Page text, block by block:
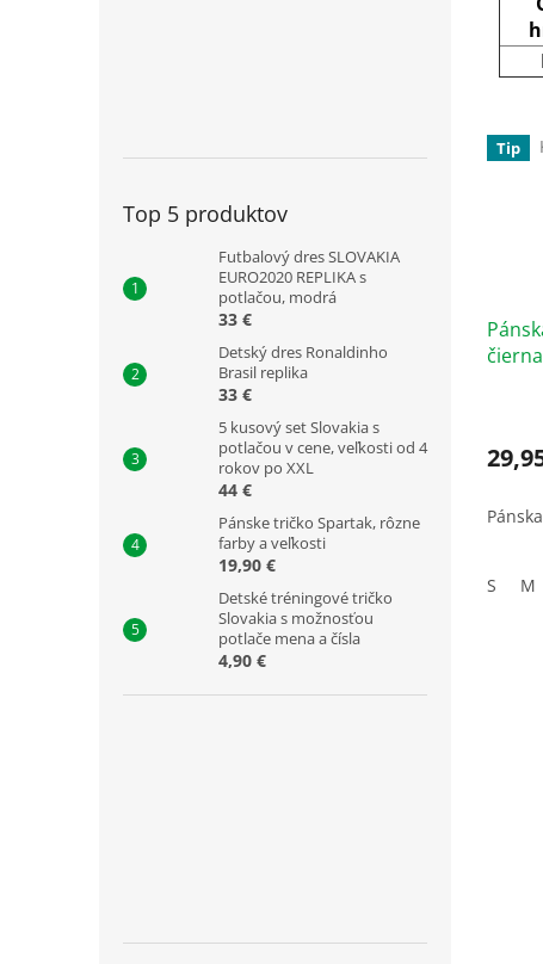
Top 5 produktov
Futbalový dres SLOVAKIA
EURO2020 REPLIKA s
potlačou, modrá
33 €
Detský dres Ronaldinho
Brasil replika
33 €
5 kusový set Slovakia s
potlačou v cene, veľkosti od 4
rokov po XXL
44 €
Pánske tričko Spartak, rôzne
farby a veľkosti
19,90 €
Detské tréningové tričko
Slovakia s možnosťou
potlače mena a čísla
4,90 €
Tip
čierna
S M